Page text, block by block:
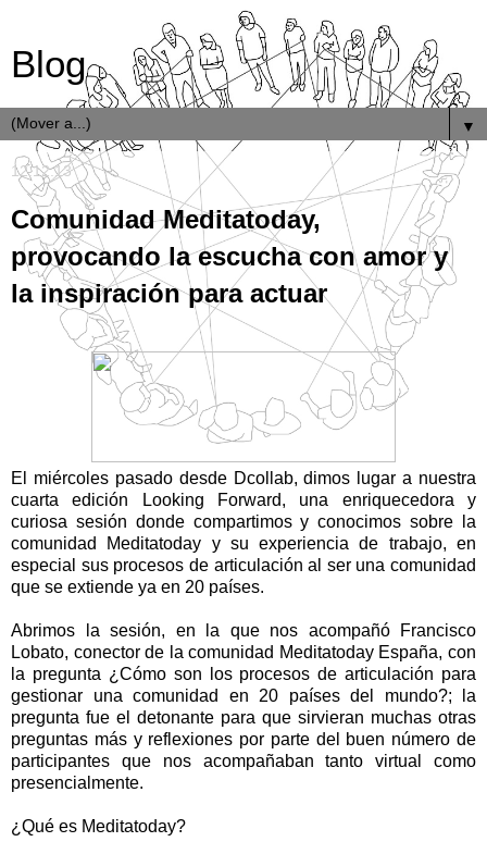
Blog
▼
12.12.13
Comunidad Meditatoday,
provocando la escucha con amor y
la inspiración para actuar
El miércoles pasado desde Dcollab, dimos lugar a nuestra
cuarta edición Looking Forward, una enriquecedora y
curiosa sesión donde compartimos y conocimos sobre la
comunidad Meditatoday y su experiencia de trabajo, en
especial sus procesos de articulación al ser una comunidad
que se extiende ya en 20 países.
Abrimos la sesión, en la que nos acompañó Francisco
Lobato, conector de la comunidad Meditatoday España, con
la pregunta ¿Cómo son los procesos de articulación para
gestionar una comunidad en 20 países del mundo?; la
pregunta fue el detonante para que sirvieran muchas otras
preguntas más y reflexiones por parte del buen número de
participantes que nos acompañaban tanto virtual como
presencialmente.
¿Qué es Meditatoday?